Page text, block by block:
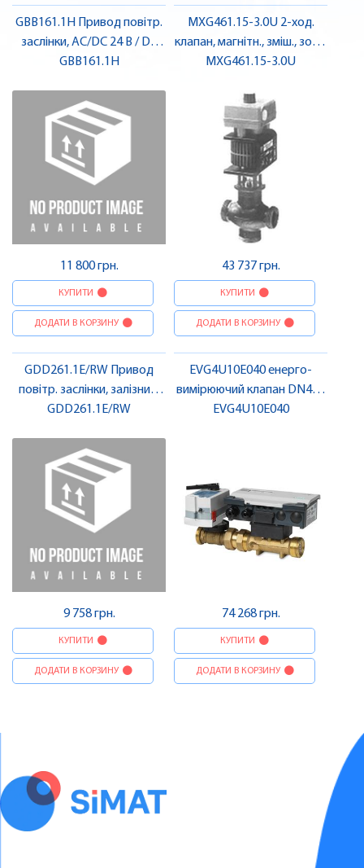
GBB161.1H Привод повітр.
заслінки, AC/DC 24 В / DC
0…10 В, 25 Нм, 150 с |
GBB161.1H
11 800 грн.
КУПИТИ
ДОДАТИ В КОРЗИНУ
MXG461.15-3.0U 2-ход.
клапан, магнітн., зміш., зовн.
різьба, PN16, DN20, kvs 5,
mA + монтаж | SIEMENS
MXG461.15-3.0U
43 737 грн.
КУПИТИ
ДОДАТИ В КОРЗИНУ
GDD261.1E/RW Привод
повітр. заслінки, залізнич.
Серія | SIEMENS
GDD261.1E/RW
9 758 грн.
КУПИТИ
ДОДАТИ В КОРЗИНУ
EVG4U10E040 енерго-
вимірюючий клапан DN40 |
SIEMENS
EVG4U10E040
74 268 грн.
КУПИТИ
ДОДАТИ В КОРЗИНУ